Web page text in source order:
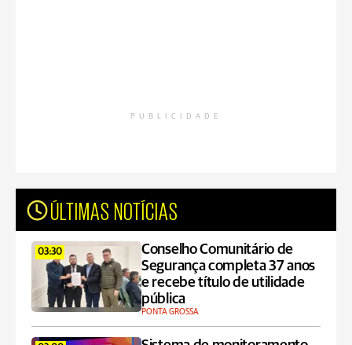
PUBLICIDADE
ÚLTIMAS NOTÍCIAS
03:30
Conselho Comunitário de
Segurança completa 37 anos
e recebe título de utilidade
pública
PONTA GROSSA